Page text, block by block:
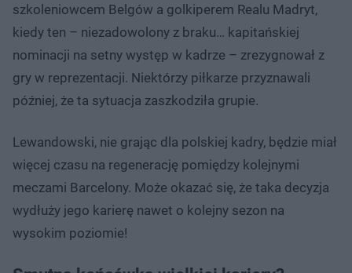
szkoleniowcem Belgów a golkiperem Realu Madryt,
kiedy ten – niezadowolony z braku… kapitańskiej
nominacji na setny występ w kadrze – zrezygnował z
gry w reprezentacji. Niektórzy piłkarze przyznawali
później, że ta sytuacja zaszkodziła grupie.
Lewandowski, nie grając dla polskiej kadry, będzie miał
więcej czasu na regenerację pomiędzy kolejnymi
meczami Barcelony. Może okazać się, że taka decyzja
wydłuży jego karierę nawet o kolejny sezon na
wysokim poziomie!